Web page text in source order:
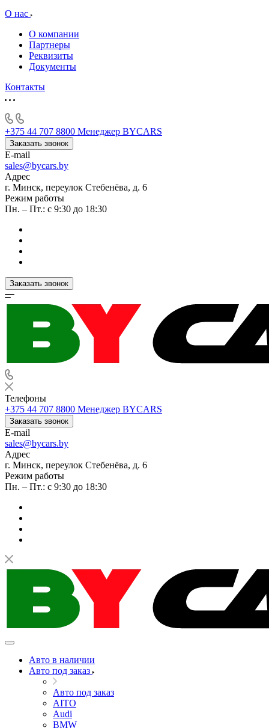
О нас
О компании
Партнеры
Реквизиты
Документы
Контакты
+375 44 707 8800 Менеджер BYCARS
Заказать звонок
E-mail
sales@bycars.by
Адрес
г. Минск, переулок Стебенёва, д. 6
Режим работы
Пн. – Пт.: с 9:30 до 18:30
Заказать звонок
Телефоны
+375 44 707 8800 Менеджер BYCARS
Заказать звонок
E-mail
sales@bycars.by
Адрес
г. Минск, переулок Стебенёва, д. 6
Режим работы
Пн. – Пт.: с 9:30 до 18:30
Авто в наличии
Авто под заказ
Авто под заказ
AITO
Audi
BMW